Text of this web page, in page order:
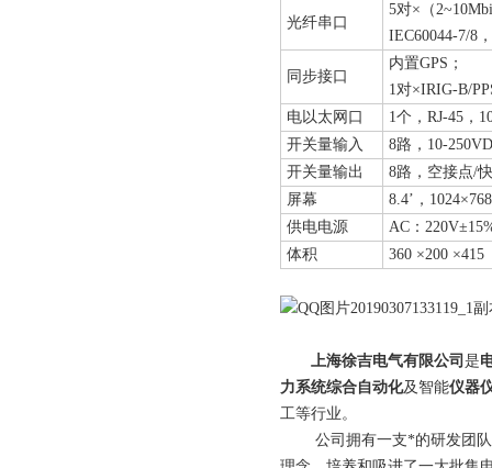
光纤串口
5对×（
IEC60044-7/8
同步接口
内置GPS；
1对×IRIG-B/
电以太网口
1个，RJ-45，
开关量输入
8路，10-
开关量输出
8路，空接点/
屏幕
8.4’，1024×768
供电电源
AC：
体积
360 ×200 ×415
上海徐吉电气有限公司 是
力系统综合自动化及智能仪器
工等行业。
公司拥有一支*的研发团队